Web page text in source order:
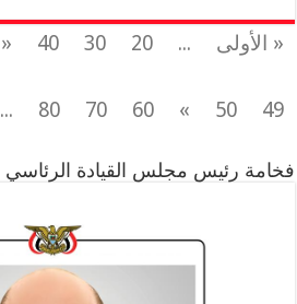
« الأولى ...
20
30
40
«
49
50
»
60
70
80
...
فخامة رئيس مجلس القيادة الرئاسي